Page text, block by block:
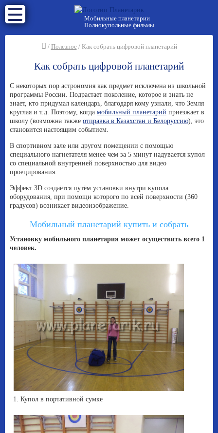
Мобильные планетарии
Полнокупольные фильмы
/ Полезное/ Как собрать цифровой планетарий
Как собрать цифровой планетарий
С некоторых пор астрономия как предмет исключена из школьной
программы России. Подрастает поколение, которое и знать не
знает, кто придумал календарь, благодаря кому узнали, что Земля
круглая и т.д. Поэтому, когда мобильный планетарий приезжает в
школу (возможна также отправка в Казахстан и Белоруссию), это
становится настоящим событием.
В спортивном зале или другом помещении с помощью
специального нагнетателя менее чем за 5 минут надувается купол
со специальной внутренней поверхностью для видео
проецирования.
Эффект 3D создаётся путём установки внутри купола
оборудования, при помощи которого по всей поверхности (360
градусов) возникает видеоизображение.
Мобильный планетарий купить и собрать
Установку мобильного планетария может осуществить всего 1
человек.
1. Купол в портативной сумке